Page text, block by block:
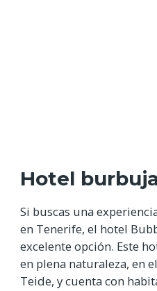
Hotel
Si buscas una
en Tenerife, el hotel
excelente opción. Este
en plena naturaleza, en
Teide, y cuenta con